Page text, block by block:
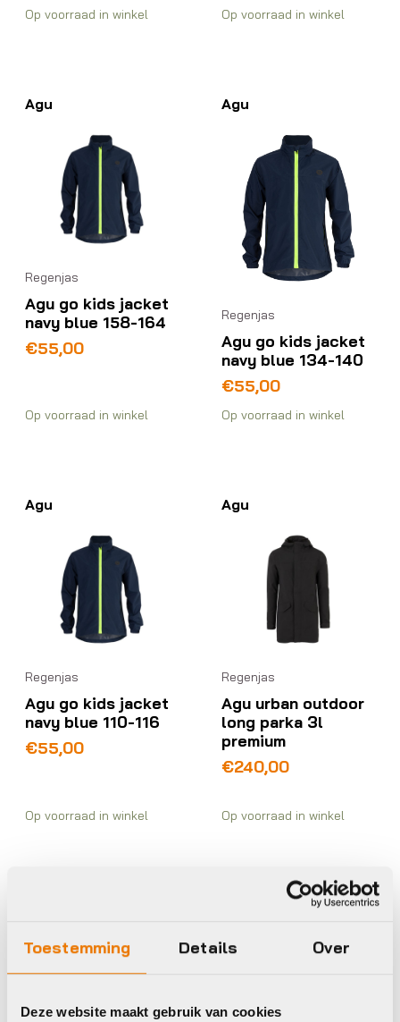
Toestemming Details Over
Deze website maakt gebruik van cookies
Op voorraad in winkel Op voorraad in winkel
Agu
Regenjas
Agu go kids jacket
navy blue 158-164
€55,00
Op voorraad in winkel
Agu
Regenjas
Agu go kids jacket
navy blue 134-140
€55,00
Op voorraad in winkel
Agu
Regenjas
Agu go kids jacket
navy blue 110-116
€55,00
Op voorraad in winkel
Agu
Regenjas
Agu urban outdoor
long parka 3l
premium
€240,00
Op voorraad in winkel